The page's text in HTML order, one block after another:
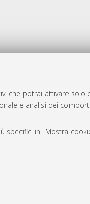
che potrai attivare solo
e analisi dei
specifici in "Mostra